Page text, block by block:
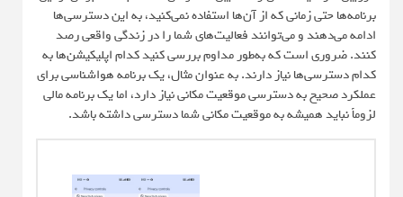
برنامه‌ها حتی زمانی که از آن‌ها استفاده نمی‌کنید، به این دسترسی‌ها
ادامه می‌دهند و می‌توانند فعالیت‌های شما را در زندگی واقعی رصد
کنند. ضروری است که به‌طور مداوم بررسی کنید کدام اپلیکیشن‌ها به
کدام دسترسی‌ها نیاز دارند. به عنوان مثال، یک برنامه هواشناسی برای
عملکرد صحیح به دسترسی موقعیت مکانی نیاز دارد، اما یک برنامه مالی
لزوماً نباید همیشه به موقعیت مکانی شما دسترسی داشته باشد.